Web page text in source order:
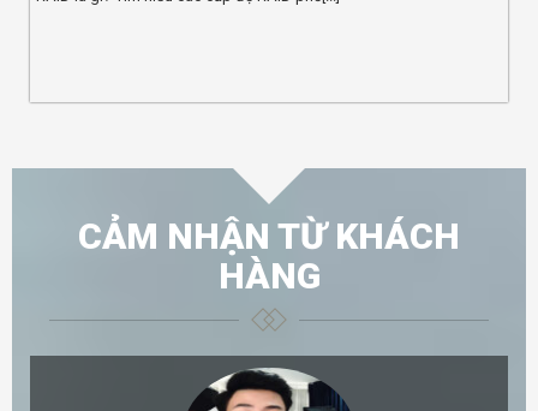
CẢM NHẬN TỪ KHÁCH
HÀNG